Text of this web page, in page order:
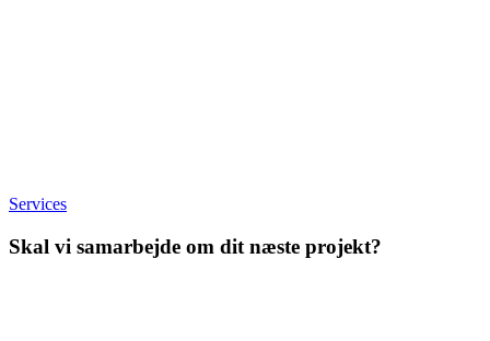
Services
Skal vi samarbejde om dit næste projekt?